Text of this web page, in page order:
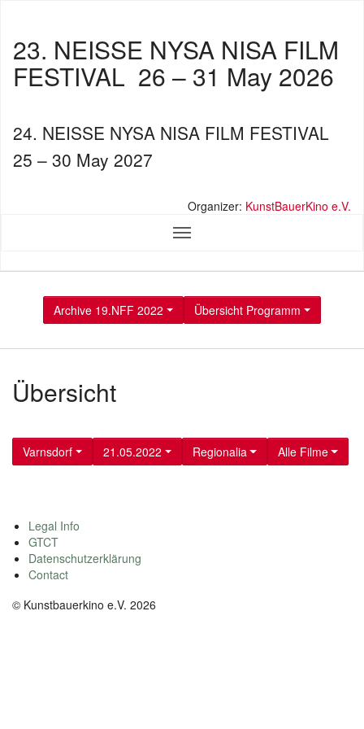
23. NEISSE NYSA NISA FILM
FESTIVAL 26 – 31 May 2026
24. NEISSE NYSA NISA FILM FESTIVAL
25 – 30 May 2027
Organizer: KunstBauerKino e.V.
Archive 19.NFF 2022 Übersicht Programm
Übersicht
Varnsdorf 21.05.2022 Regionalia Alle Filme
Legal Info
GTCT
Datenschutzerklärung
Contact
© Kunstbauerkino e.V. 2026